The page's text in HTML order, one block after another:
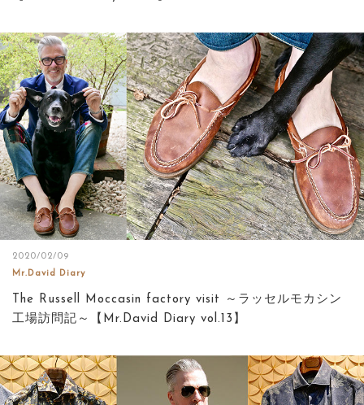
2020/02/09
Mr.David Diary
The Russell Moccasin factory visit ～ラッセルモカシン
工場訪問記～【Mr.David Diary vol.13】